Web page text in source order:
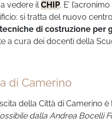
vedere il CHIP. E’
si tratta del nuovo
di costruzione per
cura dei docenti della
di Camerino
della Città di Camerino è
dalla Andrea Bocelli